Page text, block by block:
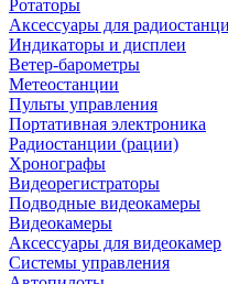
Ротаторы
Аксессуары для
Индикаторы и дисплеи
Ветер-барометры
Метеостанции
Пульты управления
Портативная электроника
Радиостанции (рации)
Хронографы
Видеорегистраторы
Подводные видеокамеры
Видеокамеры
Аксессуары для видеокамер
Системы управления